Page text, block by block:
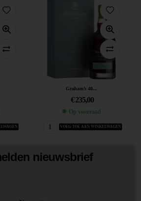
Graham’s 40...
€ 235,00
Op voorraad
VOEG TOE AAN WINKELWAGEN
nieuwsbrief